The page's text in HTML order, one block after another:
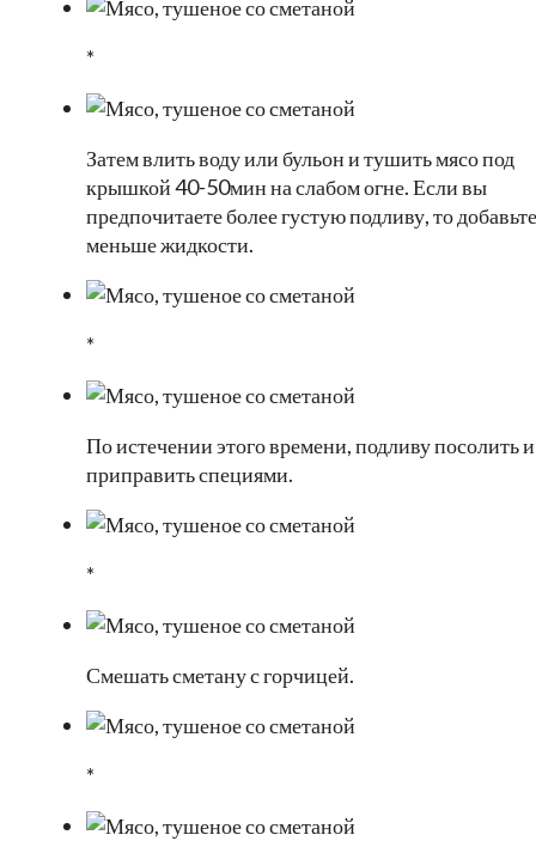
*
Затем влить воду или бульон и тушить мясо под
крышкой 40-50мин на слабом огне. Если вы
предпочитаете более густую подливу, то добавьте
меньше жидкости.
*
По истечении этого времени, подливу посолить и
приправить специями.
*
Смешать сметану с горчицей.
*